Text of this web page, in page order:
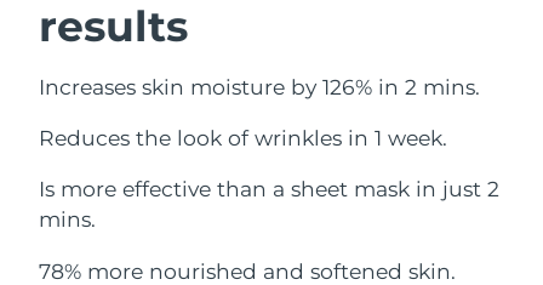
results
Increases skin moisture by 126% in 2 mins.
Reduces the look of wrinkles in 1 week.
Is more effective than a sheet mask in just 2
mins.
78% more nourished and softened skin.
Filippine
Polonia Consegna stimata8/11/26
Portogallo Consegna stimata
Portorico Consegna stimata8/12/26